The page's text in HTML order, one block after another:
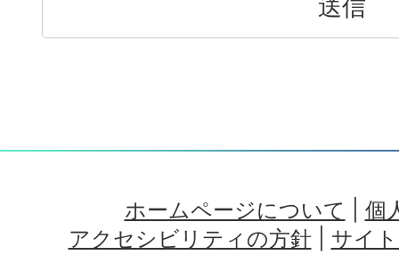
ホームページについて
個
アクセシビリティの方針| サイ